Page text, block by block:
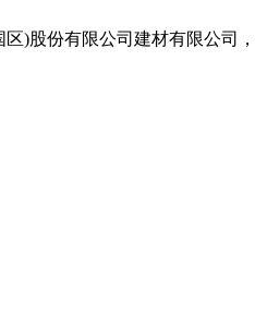
区)股份有限公司建材有限公司